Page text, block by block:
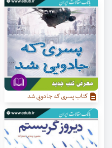
کتاب پسری که جادویی شد